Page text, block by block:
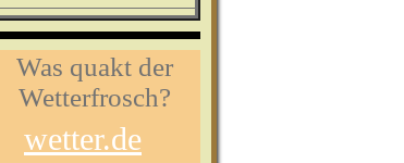
Was quakt der
Wetterfrosch?
wetter.de